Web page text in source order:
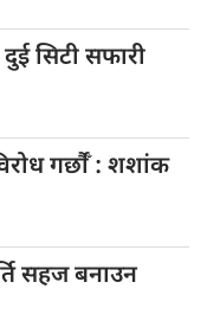
सिटी सफारी
गर्छौँं : शशांक
सहज बनाउन